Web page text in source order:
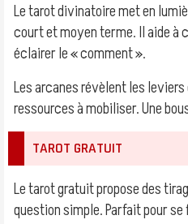
Le tarot divinatoire met en
court et moyen terme. Il aide à
éclairer le « comment ».
Les arcanes révèlent les
ressources à mobiliser. Une
TAROT GRATUIT
Le tarot gratuit propose des
question simple. Parfait pour